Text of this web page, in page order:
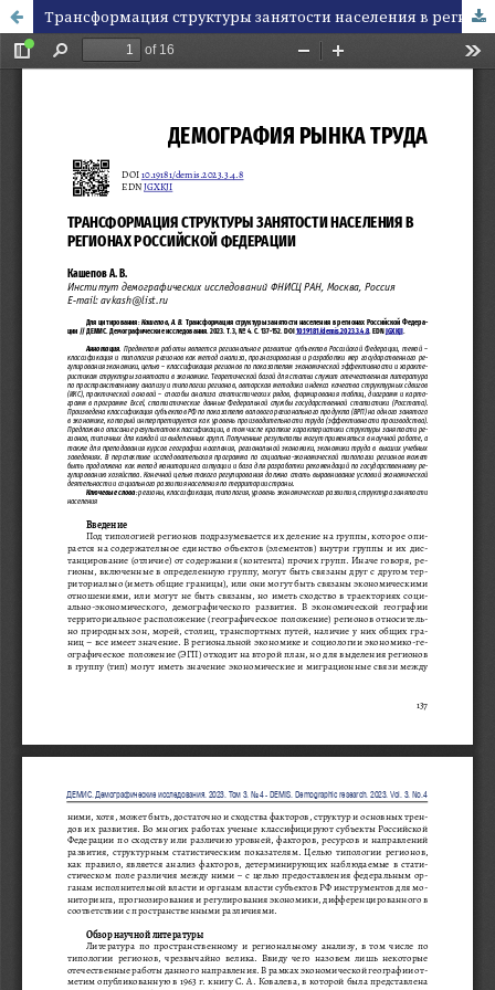
Трансформация структуры занятости населения в регионах Российской Федерации